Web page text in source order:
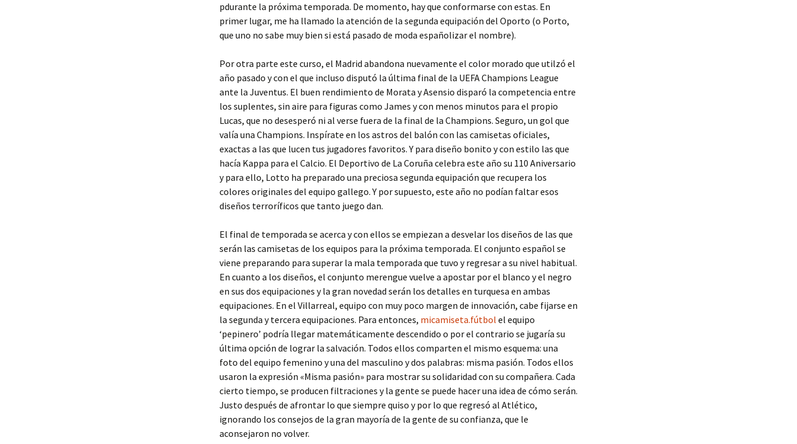
pdurante la próxima temporada. De momento, hay que conformarse con estas. En
primer lugar, me ha llamado la atención de la segunda equipación del Oporto (o Porto,
que uno no sabe muy bien si está pasado de moda españolizar el nombre).
Por otra parte este curso, el Madrid abandona nuevamente el color morado que utilzó el
año pasado y con el que incluso disputó la última final de la UEFA Champions League
ante la Juventus. El buen rendimiento de Morata y Asensio disparó la competencia entre
los suplentes, sin aire para figuras como James y con menos minutos para el propio
Lucas, que no desesperó ni al verse fuera de la final de la Champions. Seguro, un gol que
valía una Champions. Inspírate en los astros del balón con las camisetas oficiales,
exactas a las que lucen tus jugadores favoritos. Y para diseño bonito y con estilo las que
hacía Kappa para el Calcio. El Deportivo de La Coruña celebra este año su 110 Aniversario
y para ello, Lotto ha preparado una preciosa segunda equipación que recupera los
colores originales del equipo gallego. Y por supuesto, este año no podían faltar esos
diseños terroríficos que tanto juego dan.
El final de temporada se acerca y con ellos se empiezan a desvelar los diseños de las que
serán las camisetas de los equipos para la próxima temporada. El conjunto español se
viene preparando para superar la mala temporada que tuvo y regresar a su nivel habitual.
En cuanto a los diseños, el conjunto merengue vuelve a apostar por el blanco y el negro
en sus dos equipaciones y la gran novedad serán los detalles en turquesa en ambas
equipaciones. En el Villarreal, equipo con muy poco margen de innovación, cabe fijarse en
la segunda y tercera equipaciones. Para entonces, micamiseta.fútbol el equipo
‘pepinero’ podría llegar matemáticamente descendido o por el contrario se jugaría su
última opción de lograr la salvación. Todos ellos comparten el mismo esquema: una
foto del equipo femenino y una del masculino y dos palabras: misma pasión. Todos ellos
usaron la expresión «Misma pasión» para mostrar su solidaridad con su compañera. Cada
cierto tiempo, se producen filtraciones y la gente se puede hacer una idea de cómo serán.
Justo después de afrontar lo que siempre quiso y por lo que regresó al Atlético,
ignorando los consejos de la gran mayoría de la gente de su confianza, que le
aconsejaron no volver.